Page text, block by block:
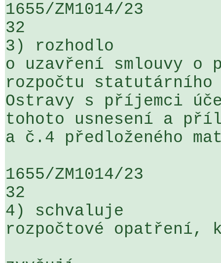
1655/ZM1014/23
32
3) rozhodlo
o uzavření smlouvy o
rozpočtu statutárního
Ostravy s příjemci
tohoto usnesení a
a č.4 předloženého
1655/ZM1014/23
32
4) schvaluje
rozpočtové opatření,